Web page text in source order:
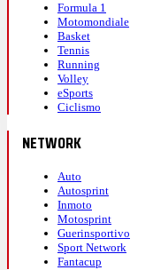
Formula 1
Motomondiale
Basket
Tennis
Running
Volley
eSports
Ciclismo
NETWORK
Auto
Autosprint
Inmoto
Motosprint
Guerinsportivo
Sport Network
Fantacup